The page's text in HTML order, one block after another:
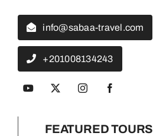
info@sabaa-travel.com
+201008134243
FEATURED TOURS